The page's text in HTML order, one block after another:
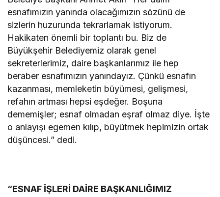
esnafımızın yanında olacağımızın sözünü de
sizlerin huzurunda tekrarlamak istiyorum.
Hakikaten önemli bir toplantı bu. Biz de
Büyükşehir Belediyemiz olarak genel
sekreterlerimiz, daire başkanlarımız ile hep
beraber esnafımızın yanındayız. Çünkü esnafın
kazanması, memleketin büyümesi, gelişmesi,
refahın artması hepsi eşdeğer. Boşuna
dememişler; esnaf olmadan eşraf olmaz diye. İşte
o anlayışı egemen kılıp, büyütmek hepimizin ortak
düşüncesi.” dedi.
“ESNAF İŞLERİ DAİRE BAŞKANLIĞIMIZ